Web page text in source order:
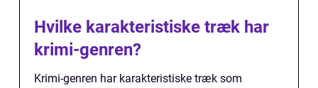
Hvilke karakteristiske træk har
krimi-genren?
Krimi-genren har karakteristiske træk som